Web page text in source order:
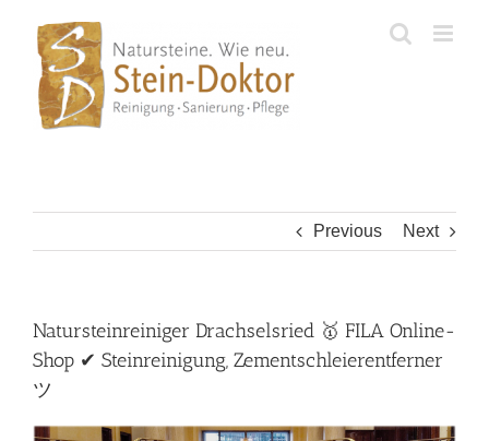
content
Previous Next
Natursteinreiniger Drachselsried 🥇 FILA Online-
Shop ✔ Steinreinigung, Zementschleierentferner
ツ